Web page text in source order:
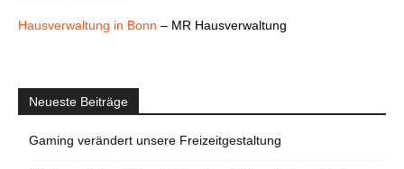
Hausverwaltung in Bonn – MR Hausverwaltung
Neueste Beiträge
Gaming verändert unsere Freizeitgestaltung